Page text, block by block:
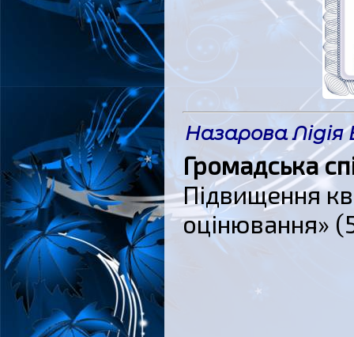
Назарова
Громадська
Підвищення
оцінювання»